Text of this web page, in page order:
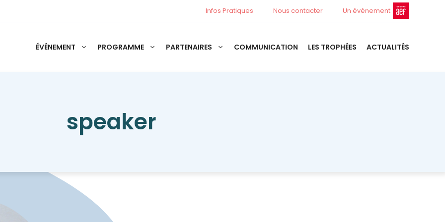
Infos Pratiques Nous contacter Un évènement
ÉVÉNEMENT PROGRAMME PARTENAIRES COMMUNICATION LES TROPHÉES ACTUALITÉS
speaker